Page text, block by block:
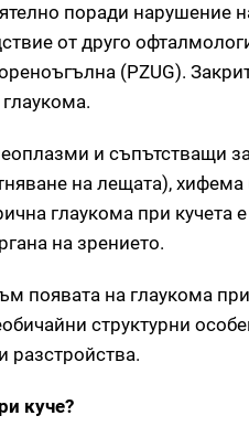
поради нарушение
от друго
(PZUG).
и съпътстващи
на лещата),
глаукома при
на зрението.
появата на глаукома
структурни
разстройства.
куче?